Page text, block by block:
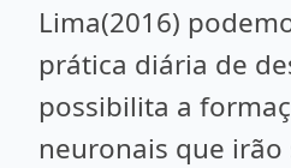
Lima(2016)
prática diária de
possibilita a
neuronais que irão